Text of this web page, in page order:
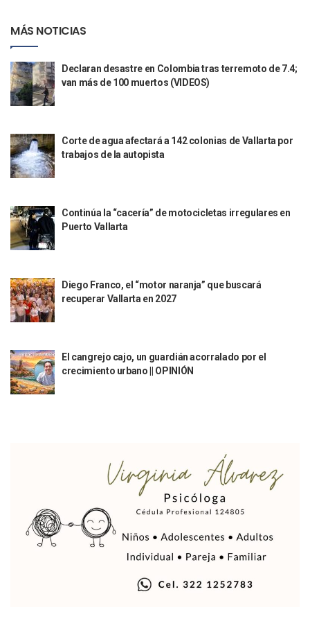
Clarisa Rodríguez: Juez Decreta Receso Tras Más De
Puerto Vallarta Aparece Vinculada A Los Archivos Del
Aprueba Ayuntamiento Nuevos Jueces Cívicos En Puerto
Comunicación Social Del Ayuntamiento Se Renueva Con
Nueva Ola Invernal Causa Dos Muertos Y Vuelos
IDEFT Entrega 650 Constancias De Capacitación Laboral
Visitan 17 Mil Feligreses A Talpa De Allende Por La
Mataron A Una Tía Y Prima De Mario Delgado, Titular De La
Coparmex Urge A Munguía Definir Plan De Contingencia
“Panchito” Ahora Visita Playa Careyeros En Bahía De
Hoteleros Señalan Impacto Turístico Por Los Bloqueos
Caso Clarisa: Fiscalía Anticorrupción Investiga Conducta
Segunda Protesta Por El Caso Clarisa Colapsa Vialidades
Familia De Clarisa Anuncia Denuncias Ante Derechos
Esposo De Clarisa Pide Apoyo Para Probar Presunta
Crece Economía De Jalisco 14 Veces Más Que El
Instalan Mesa Regional Para Atender Violencia Feminicida
Ricardo Salinas Comienza A Pagarle Al SAT
Continúan Operativos De Prevención Y Vigilancia De
SEAPAL Realiza La Primera Entrega De Tinacos Del 2026
MÁS NOTICIAS
Declaran desastre en Colombia tras terremoto de 7.4;
van más de 100 muertos (VIDEOS)
Corte de agua afectará a 142 colonias de Vallarta por
trabajos de la autopista
Continúa la “cacería” de motocicletas irregulares en
Puerto Vallarta
Diego Franco, el “motor naranja” que buscará
recuperar Vallarta en 2027
El cangrejo cajo, un guardián acorralado por el
crecimiento urbano || OPINIÓN